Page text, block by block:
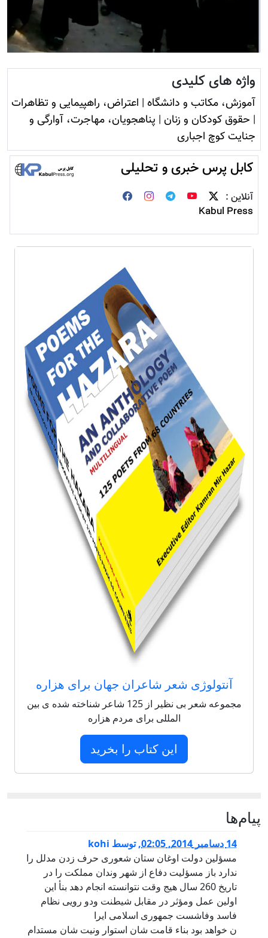
واژه های کلیدی
آموزش، مکاتب و دانشگاه | اعتراض، راهپیمایی و تظاهرات
| حقوق کودکان و زنان | پناهجویان، مهاجرت، آوارگی و
جنایت کوچ اجباری
کابل پرس خبری و تحلیلی
آنلاین :
Kabul Press
آنتولوژی شعر شاعران جهان برای هزاره
مجموعه شعر بی نظیر از 125 شاعر شناخته شده ی بین
المللی برای مردم هزاره
این کتاب را بخرید
پيام‌ها
14 دسامبر 2014, 02:05 ,توسط kohi
مسؤلین دولت اوغان ستان شعوری حرف زدن مدلل را
ندارد باز مسؤلیت دفاع از شهر وندان مملکت را در
تاریخ 260 سال هیج وقت نتوانسته انجام دهد بنأ این
اولین عمل ومؤثر در مقابل شیطنت ودو رویی نظام
فاسد وفاشست جمهوری اسلامی ایرا
ن خواهد بود بناء قامت شان استوار ونیت شان مستدام